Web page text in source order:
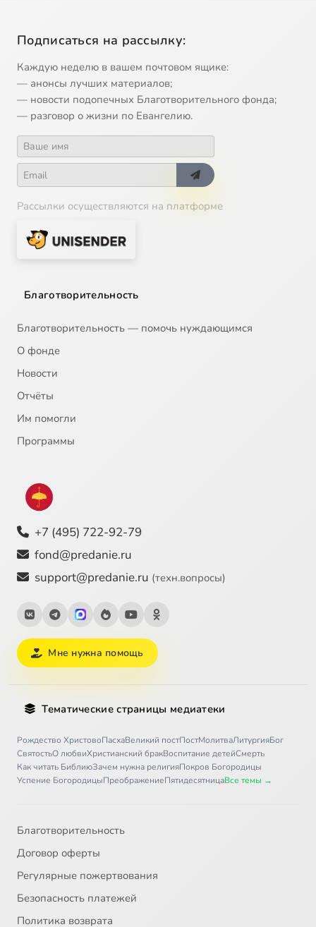
Подписаться на рассылку:
Каждую неделю в вашем почтовом ящике:
— анонсы лучших материалов;
— новости подопечных Благотворительного фонда;
— разговор о жизни по Евангелию.
Рассылки осуществляются на платформе
Благотворительность
Благотворительность — помочь нуждающимся
О фонде
Новости
Отчёты
Им помогли
Программы
+7 (495) 722-92-79
fond@predanie.ru
support@predanie.ru (техн.вопросы)
Мне нужна помощь
Тематические страницы медиатеки
Рождество ХристовоПасхаВеликий постПостМолитваЛитургияБог
СвятостьО любвиХристианский бракВоспитание детейСмерть
Как читать БиблиюЗачем нужна религияПокров Богородицы
Успение БогородицыПреображениеПятидесятницаВсе темы →
Благотворительность
Договор оферты
Регулярные пожертвования
Безопасность платежей
Политика возврата